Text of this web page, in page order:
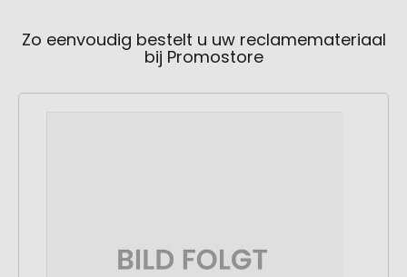
Zo eenvoudig bestelt u uw reclamemateriaal
bij Promostore